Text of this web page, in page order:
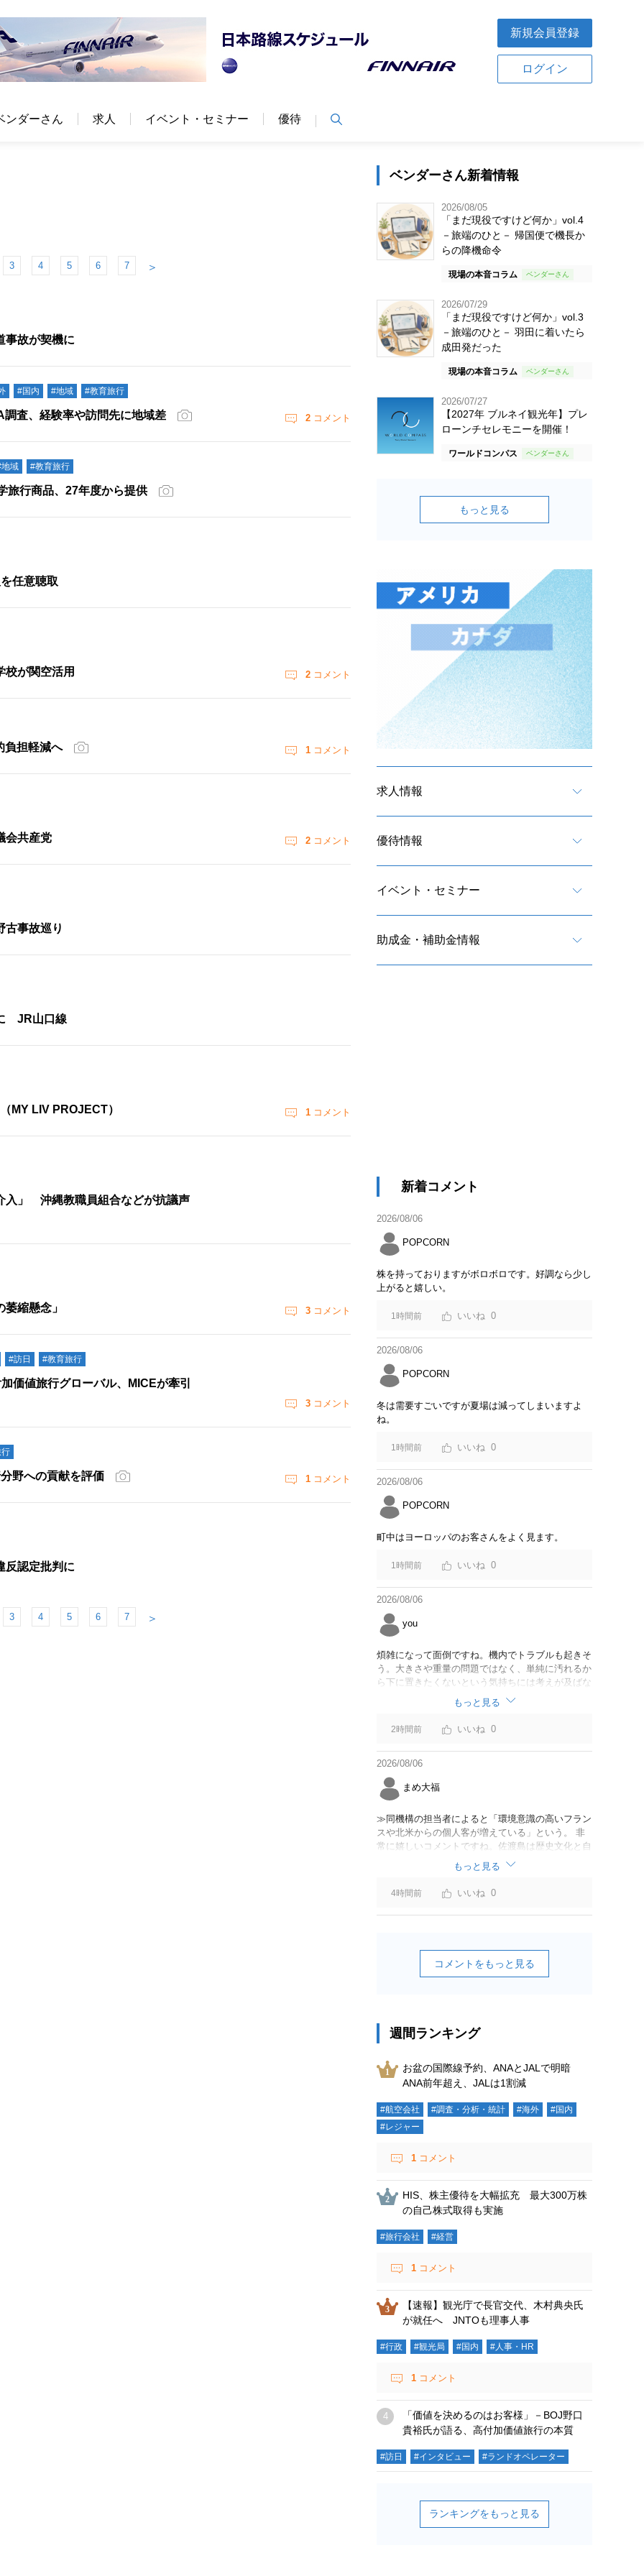
新規会員登録
ログイン
ンダーさん 求人 イベント・セミナー 優待
3 4 5 6 7 ＞
故が契機に
#国内 #地域 #教育旅行
査、経験率や訪問先に地域差 2 コメント
域 #教育旅行
旅行商品、27年度から提供
任意聴取
が関空活用 2 コメント
負担軽減へ 1 コメント
会共産党 2 コメント
事故巡り
JR山口線
MY LIV PROJECT） 1 コメント
入」 沖縄教職員組合などが抗議声
縮懸念」 3 コメント
#訪日 #教育旅行
値旅行グローバル、MICEが牽引
3 コメント
野への貢献を評価 1 コメント
認定批判に
3 4 5 6 7 ＞
ベンダーさん新着情報
2026/08/05
「まだ現役ですけど何か」vol.4
－旅端のひと－ 帰国便で機長か
らの降機命令
現場の本音コラム
2026/07/29
「まだ現役ですけど何か」vol.3
－旅端のひと－ 羽田に着いたら
成田発だった
現場の本音コラム
2026/07/27
【2027年 ブルネイ観光年】プレ
ローンチセレモニーを開催！
ワールドコンパス
もっと見る
求人情報
優待情報
イベント・セミナー
助成金・補助金情報
新着コメント
2026/08/06
POPCORN
株を持っておりますがボロボロです。好調なら少し
上がると嬉しい。
1時間前 0
2026/08/06
POPCORN
冬は需要すごいですが夏場は減ってしまいますよ
ね。
1時間前 0
2026/08/06
POPCORN
町中はヨーロッパのお客さんをよく見ます。
1時間前 0
2026/08/06
you
煩雑になって面倒ですね。機内でトラブルも起きそ
う。大きさや重量の問題ではなく、単純に汚れるか
ら下に置きたくないという気持ちには考えが及ばな
かったのでしょうかね。いっそ、荷物棚を撤去した
座席を作って、座席指定も荷物も含んだプランとす
べて無しで格安プランで分けてもらった方がシンプ
ルで分かりやすいかも。どんどん料金が細分化され
て面倒です。
もっと見る
2時間前 0
2026/08/06
まめ大福
≫同機構の担当者によると「環境意識の高いフラン
スや北米からの個人客が増えている」という。 非
常に嬉しいコメントですね。佐渡島は歴史文化と自
然が相まっての土地となっているので、個人的には
環境意識の低い人は来ないでほしいです。「金がと
れるんじゃないか」と勝手に穴掘ったりしそうな国
の人は来ないでほしいですね。
もっと見る
4時間前 0
コメントをもっと見る
週間ランキング
お盆の国際線予約、ANAとJALで明暗
ANA前年超え、JALは1割減
#航空会社 #調査・分析・統計 #海外
#国内
#レジャー
1 コメント
HIS、株主優待を大幅拡充 最大300万株
の自己株式取得も実施
#旅行会社 #経営
1 コメント
【速報】観光庁で長官交代、木村典央氏
が就任へ JNTOも理事人事
#行政 #観光局 #国内 #人事・HR
1 コメント
「価値を決めるのはお客様」－BOJ野口
貴裕氏が語る、高付加価値旅行の本質
#訪日 #インタビュー #ランドオペレーター